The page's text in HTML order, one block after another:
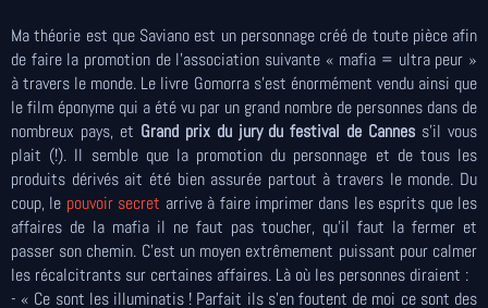
Ma théorie est que Saviano est un personnage créé de toute pièce afin
de faire la promotion de l’association suivante « mafia = ultra peur »
à travers le monde. Le livre Gomorra s’est énormément vendu ainsi que
le film éponyme qui a été vu par un grand nombre de personnes dans de
nombreux pays, et Grand prix du jury du festival de Cannes s’il vous
plait (!). Il semble que la promotion du personnage et de tous les
produits dérivés ait été bien assurée partout à travers le monde. Du
coup, le pouvoir secret arrive à faire imprimer dans les esprits que les
affaires de la mafia il ne faut pas toucher, qu’il faut la fermer et
passer son chemin. C'est un moyen extrêmement puissant pour calmer
les récalcitrants sur certaines affaires. Là où les personnes diraient :
- « Ce sont les illuminatis ! Parfait ils s’en foutent de moi ce sont des